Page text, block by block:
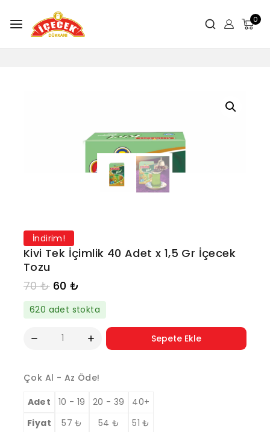
0
İndirim!
Kivi Tek İçimlik 40 Adet x 1,5 Gr İçecek
Tozu
70₺ 60₺
620 adet stokta
Sepete Ekle
Çok Al - Az Öde!
Adet 10 - 19 20 - 39
40+
Fiyat
57₺ 54 ₺ 51₺